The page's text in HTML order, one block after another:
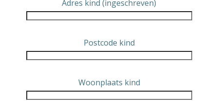
Adres kind (ingeschreven)
Postcode kind
Woonplaats kind